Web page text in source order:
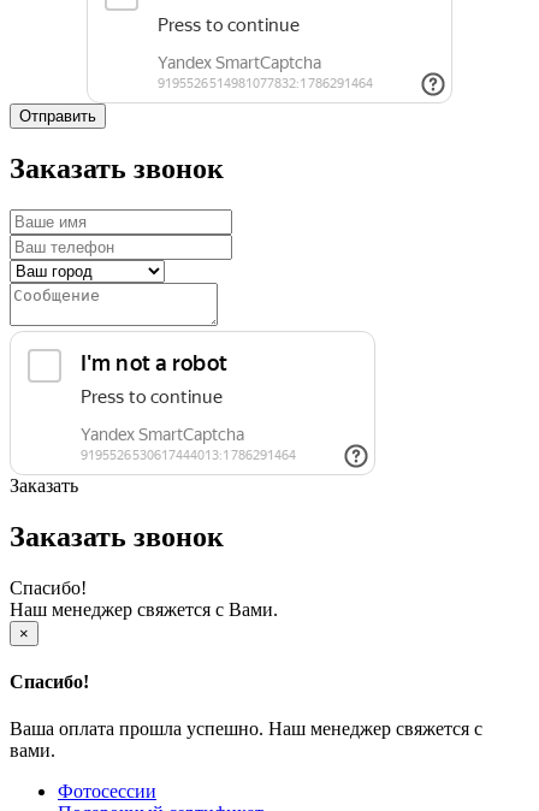
Отправить
Заказать звонок
Заказать
Заказать звонок
Спасибо!
Наш менеджер свяжется с Вами.
×
Спасибо!
Ваша оплата прошла успешно. Наш менеджер свяжется с
вами.
Фотосессии